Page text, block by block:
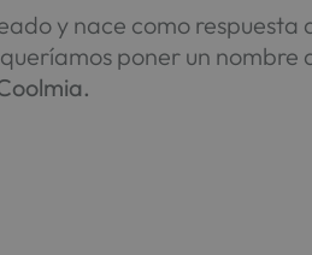
y nace como respuesta
queríamos poner un nombre